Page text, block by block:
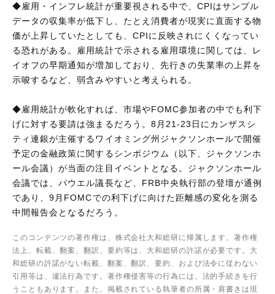
◆雇用・インフレ統計が重要視される中で、CPIはサンプル
データの収集率が低下し、たとえ消費者が現実に直面する物
価が上昇していたとしても、CPIに反映されにくくなってい
る恐れがある。雇用統計で示される雇用環境に関しては、レ
イオフの早期通知が増加しており、先行きの失業率の上昇を
示唆するなど、弱含みやすいと考えられる。
◆雇用統計が軟化すれば、市場やFOMC参加者の中でも利下
げに対する要請は強まるだろう。8月21-23日にカンザスシ
ティ連銀が主催するワイオミング州ジャクソンホールで開催
予定の金融政策に関するシンポジウム（以下、ジャクソンホ
ール会議）が当面の注目イベントとなる。ジャクソンホール
会議では、パウエル議長など、FRB中央執行部の登壇が通例
であり、9月FOMCでの利下げに向けた距離感の変化を測る
中間報告会となるだろう。
このコンテンツの著作権は、株式会社大和総研に帰属します。著作権
法上、転載、翻案、翻訳、要約等は、大和総研の許諾が必要です。大
和総研の許諾がない転載、翻案、翻訳、要約、および法令に従わない
引用等は、違法行為です。著作権侵害等の行為には、法的手続きを行
うこともあります。また、掲載されている執筆者の所属・肩書きは現